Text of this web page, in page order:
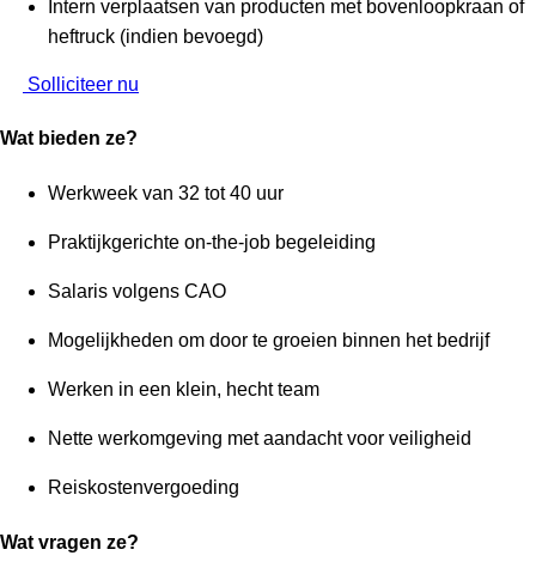
Intern verplaatsen van producten met bovenloopkraan of
heftruck (indien bevoegd)
Solliciteer nu
Wat bieden ze?
Werkweek van 32 tot 40 uur
Praktijkgerichte on-the-job begeleiding
Salaris volgens CAO
Mogelijkheden om door te groeien binnen het bedrijf
Werken in een klein, hecht team
Nette werkomgeving met aandacht voor veiligheid
Reiskostenvergoeding
Wat vragen ze?